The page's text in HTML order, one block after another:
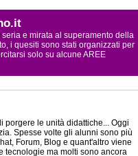
e mirata al superamento della
i quesiti sono stati organizzati per
solo su alcune AREE
porgere le unità didattiche... Oggi
Spesse volte gli alunni sono più
Forum, Blog e quant'altro viene
tecnologie ma molti sono ancora